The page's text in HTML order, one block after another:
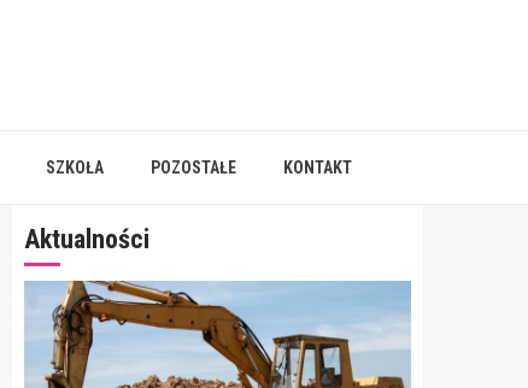
SZKOŁA POZOSTAŁE KONTAKT
Aktualności